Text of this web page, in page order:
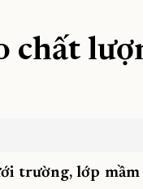
chất
trường, lớp